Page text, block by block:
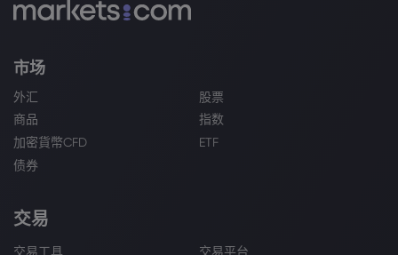
市场
外汇
股票
商品
指数
加密貨幣CFD
ETF
债券
交易
交易工具
交易平台